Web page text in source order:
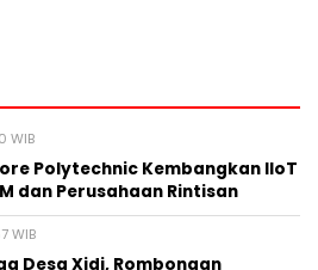
WIB
Polytechnic Kembangkan IIoT
dan Perusahaan Rintisan
WIB
Desa Xidi, Rombongan